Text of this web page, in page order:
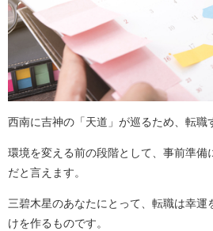
西南に吉神の「天道」が巡るため、転職
環境を変える前の段階として、事前準備
だと言えます。
三碧木星のあなたにとって、転職は幸運
けを作るものです。